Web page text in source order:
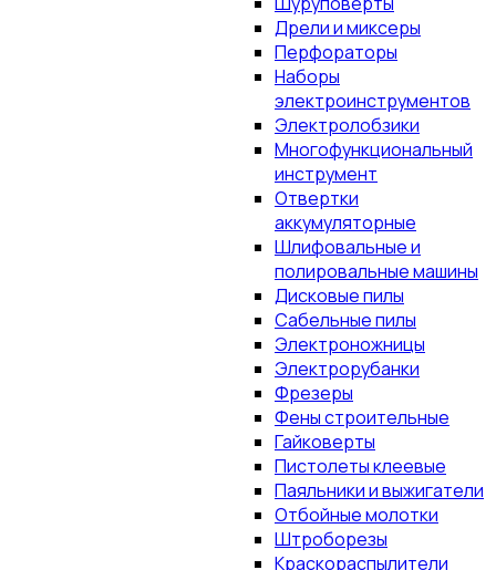
Дрели и миксеры
Перфораторы
Наборы
электроинструментов
Электролобзики
Многофункциональный
инструмент
Отвертки
аккумуляторные
Шлифовальные и
полировальные машины
Дисковые пилы
Сабельные пилы
Электроножницы
Электрорубанки
Фрезеры
Фены строительные
Гайковерты
Пистолеты клеевые
Паяльники и выжигатели
Отбойные молотки
Штроборезы
Краскораспылители